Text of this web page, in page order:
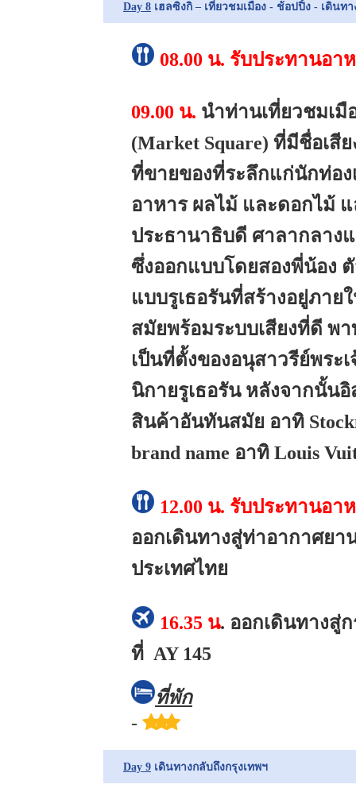
Day 8 เฮลซิงกิ – เที่ยวชมเมือง - ช้อปปิ้ง - เดินท
08.00 น. รับประทานอา
09.00 น. นำท่านเที่ยวชมเมื
(Market Square) ที่มีชื่อเสี
ที่ขายของที่ระลึกแก่นักท่อ
อาหาร ผลไม้ และดอกไม้
ประธานาธิบดี ศาลากลาง
ซึ่งออกแบบโดยสองพี่น้อง
แบบรูเธอรันที่สร้างอยู่ภา
สมัยพร้อมระบบเสียงที่ดี พา
เป็นที่ตั้งของอนุสาวรีย์พระ
นิกายรูเธอรัน หลังจากนั้น
สินค้าอันทันสมัย อาทิ
brand name อาทิ Louis
12.00 น. รับประทานอา
ออกเดินทางสู่ท่าอากาศยา
ประเทศไทย
16.35 น. ออกเดินทางสู่
ที่ AY 145
ที่พัก
-
Day 9 เดินทางกลับถึงกรุงเทพฯ